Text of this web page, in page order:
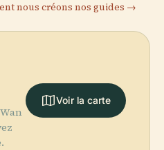
nous créons nos guides →
Voir la carte